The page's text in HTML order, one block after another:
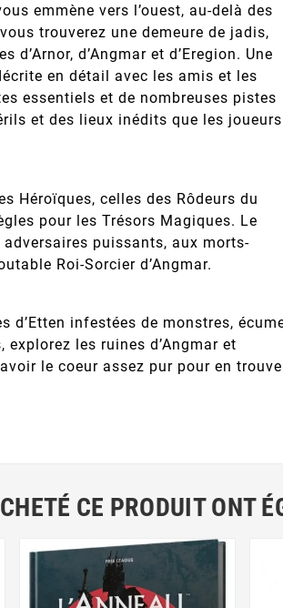
emmène vers l’ouest, au-delà des
trouverez une demeure de jadis,
d’Angmar et d’Eregion. Une
en détail avec les amis et les
essentiels et de nombreuses pistes
et des lieux inédits que les joueurs
Héroïques, celles des Rôdeurs du
pour les Trésors Magiques. Le
puissants, aux morts-
Roi-Sorcier d’Angmar.
d’Etten infestées de monstres,
les ruines d’Angmar et
le coeur assez pur pour en
CE PRODUIT ONT